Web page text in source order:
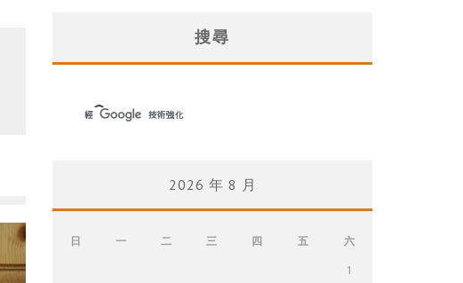
搜尋
2026 年 8 月
日 一 二 三 四 五
六
1